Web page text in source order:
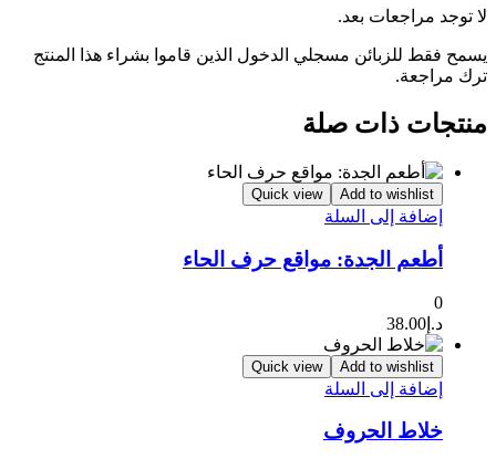
لا توجد مراجعات بعد.
يسمح فقط للزبائن مسجلي الدخول الذين قاموا بشراء هذا المنتج
ترك مراجعة.
منتجات ذات صلة
Add to wishlist
Quick view
إضافة إلى السلة
أطعم الجدة: مواقع حرف الحاء
0
د.إ 38.00
Add to wishlist
Quick view
إضافة إلى السلة
خلاط الحروف